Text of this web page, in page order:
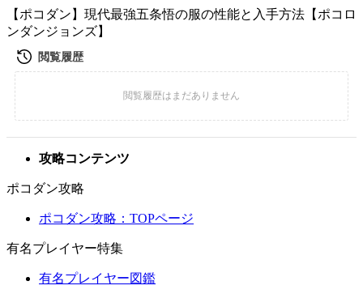
【ポコダン】現代最強五条悟の服の性能と入手方法【ポコロ
ンダンジョンズ】
攻略コンテンツ
ポコダン攻略
ポコダン攻略：TOPページ
有名プレイヤー特集
有名プレイヤー図鑑